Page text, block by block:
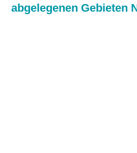
abgelegenen Gebieten